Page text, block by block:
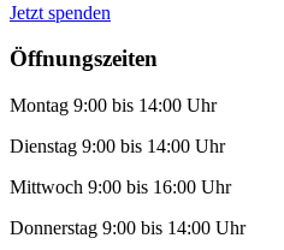
Jetzt spenden
Öffnungszeiten
Montag 9:00 bis 14:00 Uhr
Dienstag 9:00 bis 14:00 Uhr
Mittwoch 9:00 bis 16:00 Uhr
Donnerstag 9:00 bis 14:00 Uhr